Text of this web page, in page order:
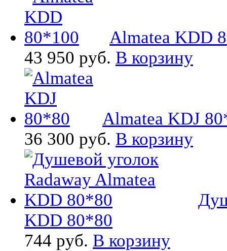
Almatea KDD
43 950 руб. В корзину
Almatea KDJ
36 300 руб. В корзину
KDD 80*80
744 руб. В корзину